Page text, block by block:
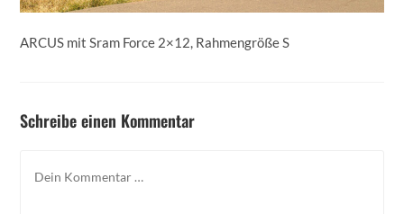
ARCUS mit Sram Force 2×12, Rahmengröße S
Schreibe einen Kommentar